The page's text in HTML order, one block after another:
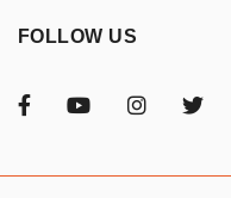
FOLLOW US